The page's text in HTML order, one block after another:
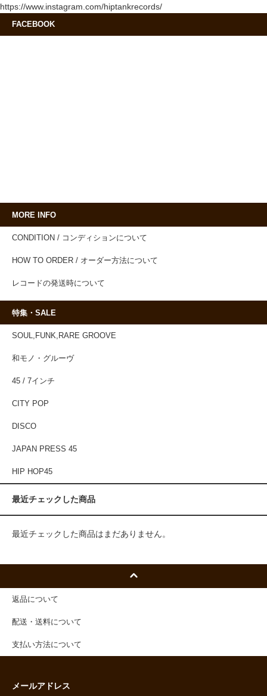
https://www.instagram.com/hiptankrecords/
FACEBOOK
MORE INFO
CONDITION / コンディションについて
HOW TO ORDER / オーダー方法について
レコードの発送時について
特集・SALE
SOUL,FUNK,RARE GROOVE
和モノ・グルーヴ
45 / 7インチ
CITY POP
DISCO
JAPAN PRESS 45
HIP HOP45
最近チェックした商品
最近チェックした商品はまだありません。
返品について
配送・送料について
支払い方法について
メールアドレス